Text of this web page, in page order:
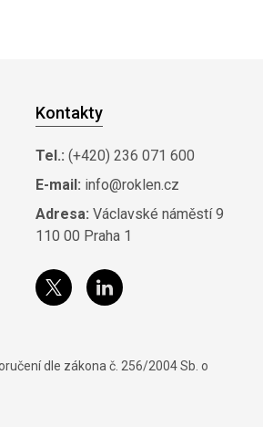
Kontakty
Tel.: (+420) 236 071 600
E-mail: info@roklen.cz
Adresa: Václavské náměstí 9
110 00 Praha 1
dle zákona č. 256/2004 Sb. o